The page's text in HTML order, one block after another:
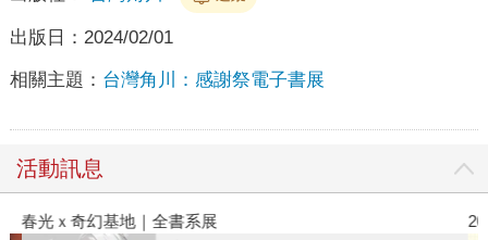
出版日： 2024/02/01
相關主題： 台灣角川：感謝祭電子書展
活動訊息
春光ｘ奇幻基地｜全書系展